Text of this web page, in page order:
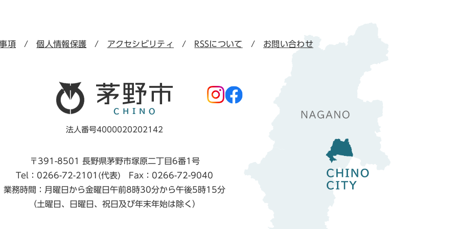
項 個人情報保護 アクセシビリティ RSSについて お問い合わせ
法人番号4000020202142
〒391-8501 長野県茅野市塚原二丁目6番1号
Tel：0266-72-2101(代表) Fax：0266-72-9040
業務時間：月曜日から金曜日午前8時30分から午後5時15分
（土曜日、日曜日、祝日及び年末年始は除く）